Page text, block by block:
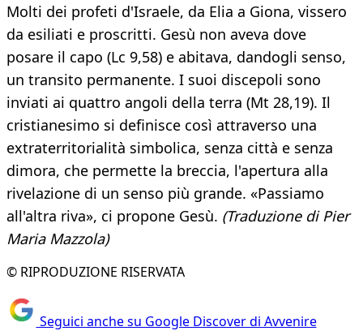
Molti dei profeti d'Israele, da Elia a Giona, vissero
da esiliati e proscritti. Gesù non aveva dove
posare il capo (Lc 9,58) e abitava, dandogli senso,
un transito permanente. I suoi discepoli sono
inviati ai quattro angoli della terra (Mt 28,19). Il
cristianesimo si definisce così attraverso una
extraterritorialità simbolica, senza città e senza
dimora, che permette la breccia, l'apertura alla
rivelazione di un senso più grande. «Passiamo
all'altra riva», ci propone Gesù. (Traduzione di Pier
Maria Mazzola)
© RIPRODUZIONE RISERVATA
Seguici anche su Google Discover di Avvenire